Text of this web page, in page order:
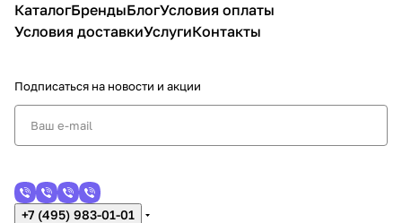
КаталогБрендыБлогУсловия оплаты
Условия доставкиУслугиКонтакты
Подписаться на новости и акции
+7 (495) 983-01-01